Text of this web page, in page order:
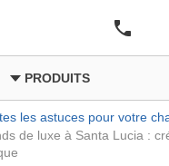
PRODUITS
les astuces pour votre
de luxe à Santa Lucia :